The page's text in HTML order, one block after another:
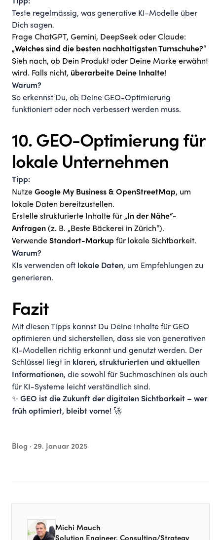
Tipp:
Teste regelmässig, was generative KI-Modelle über
Dich sagen.
Frage ChatGPT, Gemini, DeepSeek oder Claude:
„Welches sind die besten nachhaltigsten Turnschuhe?“
Sieh nach, ob Dein Produkt oder Deine Marke erwähnt
wird. Falls nicht, überarbeite Deine Inhalte!
Warum?
So erkennst Du, ob Deine GEO-Optimierung
funktioniert oder noch verbessert werden muss.
10. GEO-Optimierung für
lokale Unternehmen
Tipp:
Nutze Google My Business & OpenStreetMap, um
lokale Daten bereitzustellen.
Erstelle strukturierte Inhalte für „In der Nähe“-
Anfragen (z. B. „Beste Bäckerei in Zürich“).
Verwende Standort-Markup für lokale Sichtbarkeit.
Warum?
KIs verwenden oft lokale Daten, um Empfehlungen zu
generieren.
Fazit
Mit diesen Tipps kannst Du Deine Inhalte für GEO
optimieren und sicherstellen, dass sie von generativen
KI-Modellen richtig erkannt und genutzt werden. Der
Schlüssel liegt in klaren, strukturierten und aktuellen
Informationen, die sowohl für Suchmaschinen als auch
für KI-Systeme leicht verständlich sind.
✨ GEO ist die Zukunft der digitalen Sichtbarkeit – wer
früh optimiert, bleibt vorne! 🚀
Blog · 29. Januar 2025
Michi Mauch
Solution Engineer, Consulting/Strategy